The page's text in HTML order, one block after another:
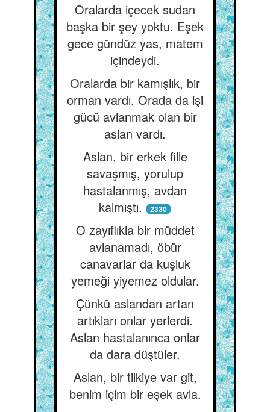
Oralarda içecek sudan
başka bir şey yoktu. Eşek
gece gündüz yas, matem
içindeydi.
Oralarda bir kamışlık, bir
orman vardı. Orada da işi
gücü avlanmak olan bir
aslan vardı.
Aslan, bir erkek fille
savaşmış, yorulup
hastalanmış, avdan
kalmıştı.
2330
O zayıflıkla bir müddet
avlanamadı, öbür
canavarlar da kuşluk
yemeği yiyemez oldular.
Çünkü aslandan artan
artıkları onlar yerlerdi.
Aslan hastalanınca onlar
da dara düştüler.
Aslan, bir tilkiye var git,
benim içim bir eşek avla.